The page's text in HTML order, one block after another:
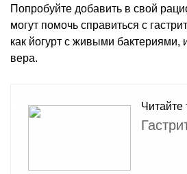
Попробуйте добавить в свой
могут помочь справиться с
как йогурт с живыми бактериями,
вера.
Читайте